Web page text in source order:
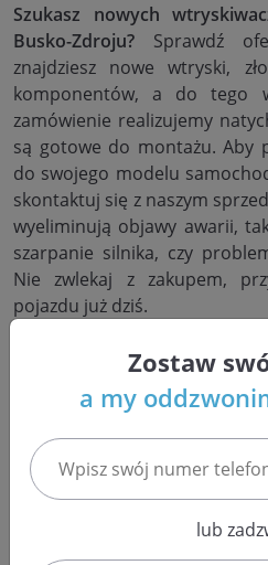
Szukasz nowych
Busko-Zdroju? Sprawdź
znajdziesz nowe wtryski,
komponentów, a do tego
zamówienie realizujemy
są gotowe do montażu. Aby
do swojego modelu
skontaktuj się z naszym
wyeliminują objawy awarii,
szarpanie silnika, czy
Nie zwlekaj z zakupem,
pojazdu już dziś.
Regeneracja
Busko-Zdroju w
świętokrzyskim
Zostaw
a my
lub